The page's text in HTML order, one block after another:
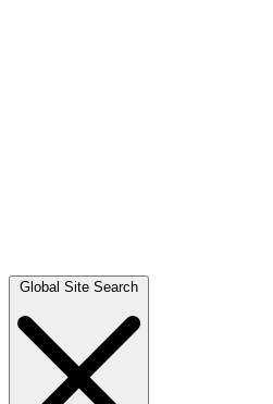
Global Site Search